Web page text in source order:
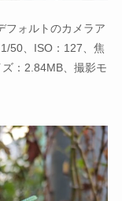
フォルトのカメラア
50、ISO：127、焦
：2.84MB、撮影モ